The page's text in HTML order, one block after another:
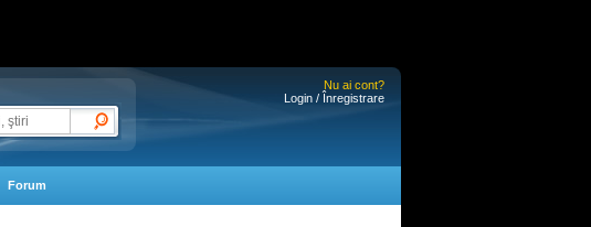
Nu ai cont?
Login / Înregistrare
Forum